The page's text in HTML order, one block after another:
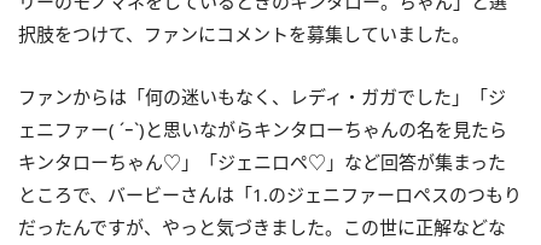
択肢をつけて、ファンにコメントを募集していました。
ファンからは「何の迷いもなく、レディ・ガガでした」「ジ
ェニファー( ´ｰ`)と思いながらキンタローちゃんの名を見たら
キンタローちゃん♡」「ジェニロペ♡」など回答が集まった
ところで、 バービーさんは「1.のジェニファーロペスのつもり
だったんですが、やっと気づきました。この世に正解などな